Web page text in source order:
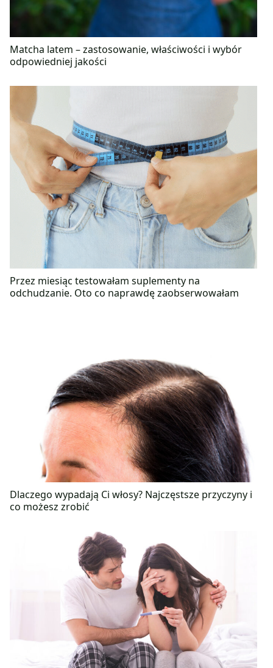
Matcha latem – zastosowanie, właściwości i wybór
odpowiedniej jakości
Przez miesiąc testowałam suplementy na
odchudzanie. Oto co naprawdę zaobserwowałam
Dlaczego wypadają Ci włosy? Najczęstsze przyczyny i
co możesz zrobić